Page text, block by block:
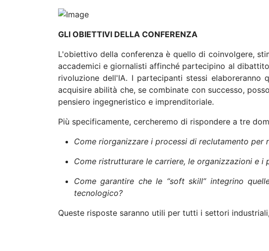
GLI OBIETTIVI DELLA CONFERENZA
L'obiettivo della conferenza è quello di coinvolgere,
accademici e giornalisti affinché partecipino al
rivoluzione dell'IA. I partecipanti stessi elaboreranno
acquisire abilità che, se combinate con successo,
pensiero ingegneristico e imprenditoriale.
Più specificamente, cercheremo di rispondere a tre
Come riorganizzare i processi di reclutamento per
Come ristrutturare le carriere, le organizzazioni e
Come garantire che le “soft skill” integrino
tecnologico?
Queste risposte saranno utili per tutti i settori